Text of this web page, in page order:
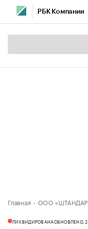
РБК Компании
Главная ООО
ЛИКВИДИРОВАНАОБНОВЛЕНО,